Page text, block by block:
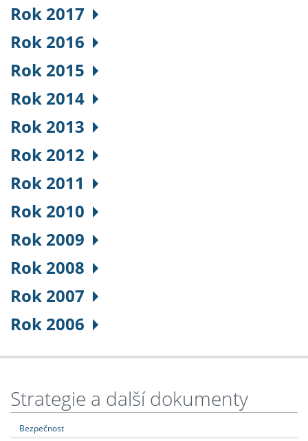
Rok 2017
Rok 2016
Rok 2015
Rok 2014
Rok 2013
Rok 2012
Rok 2011
Rok 2010
Rok 2009
Rok 2008
Rok 2007
Rok 2006
Strategie a další dokumenty
Bezpečnost